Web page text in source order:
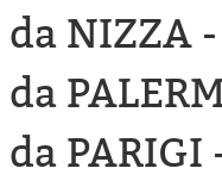
NIZZA
PARIGI